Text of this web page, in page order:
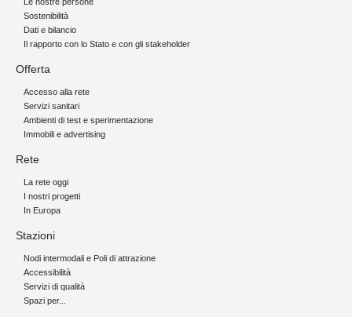
Sostenibilità
Dati e bilancio
Il rapporto con lo Stato e con gli stakeholder
Offerta
Accesso alla rete
Servizi sanitari
Ambienti di test e sperimentazione
Immobili e advertising
Rete
La rete oggi
I nostri progetti
In Europa
Stazioni
Nodi intermodali e Poli di attrazione
Accessibilità
Servizi di qualità
Spazi per...